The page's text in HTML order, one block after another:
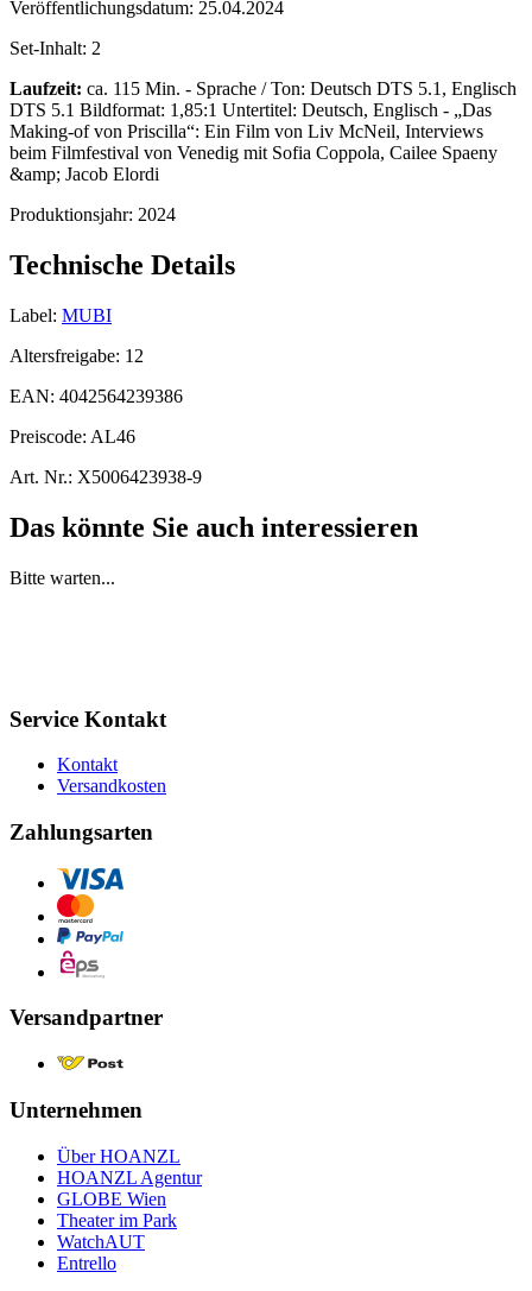
Veröffentlichungsdatum: 25.04.2024
Set-Inhalt: 2
Laufzeit: ca. 115 Min. - Sprache / Ton: Deutsch DTS 5.1, Englisch
DTS 5.1 Bildformat: 1,85:1 Untertitel: Deutsch, Englisch - „Das
Making-of von Priscilla“: Ein Film von Liv McNeil, Interviews
beim Filmfestival von Venedig mit Sofia Coppola, Cailee Spaeny
&amp; Jacob Elordi
Produktionsjahr: 2024
Technische Details
Label: MUBI
Altersfreigabe: 12
EAN: 4042564239386
Preiscode: AL46
Art. Nr.: X5006423938-9
Das könnte Sie auch interessieren
Bitte warten...
Service Kontakt
Kontakt
Versandkosten
Zahlungsarten
Versandpartner
Unternehmen
Über HOANZL
HOANZL Agentur
GLOBE Wien
Theater im Park
WatchAUT
Entrello